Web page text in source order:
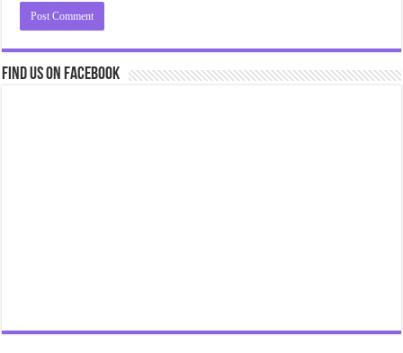
Find us on Facebook